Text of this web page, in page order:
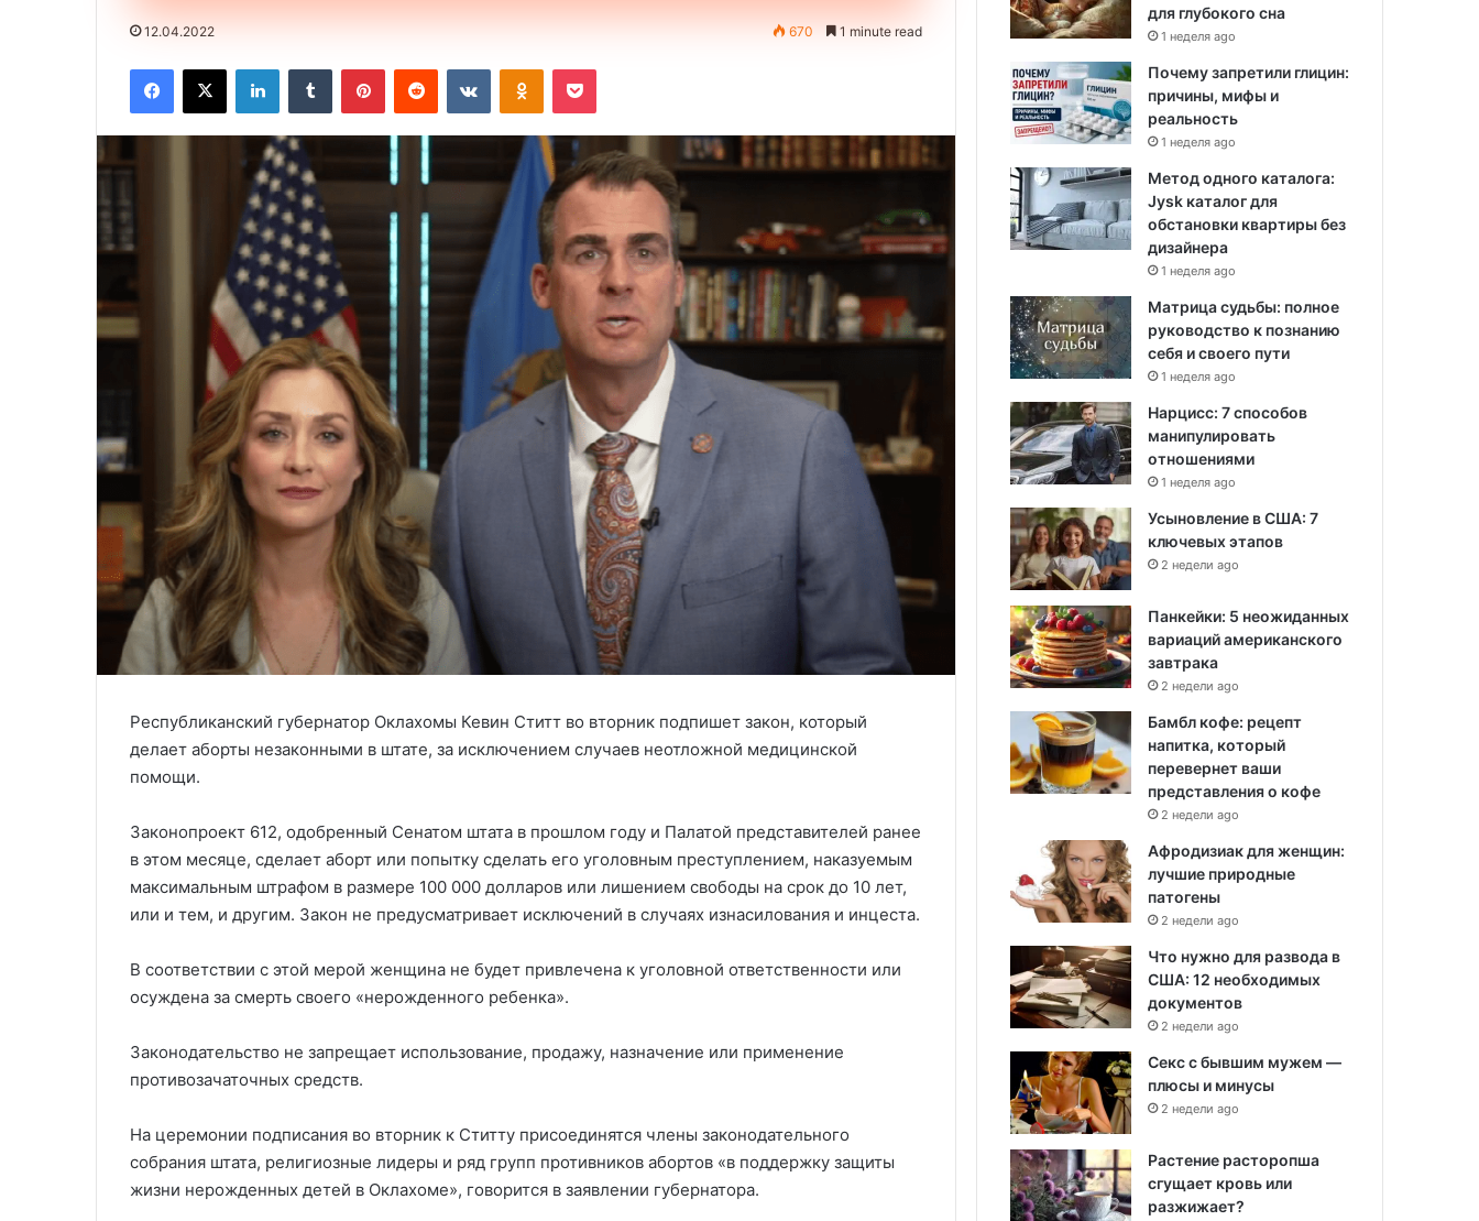
12.04.2022 670 1 minute read
Республиканский губернатор Оклахомы Кевин Ститт во вторник подпишет закон, который
делает аборты незаконными в штате, за исключением случаев неотложной медицинской
помощи.
Законопроект 612, одобренный Сенатом штата в прошлом году и Палатой представителей ранее
в этом месяце, сделает аборт или попытку сделать его уголовным преступлением, наказуемым
максимальным штрафом в размере 100 000 долларов или лишением свободы на срок до 10 лет,
или и тем, и другим. Закон не предусматривает исключений в случаях изнасилования и инцеста.
В соответствии с этой мерой женщина не будет привлечена к уголовной ответственности или
осуждена за смерть своего «нерожденного ребенка».
Законодательство не запрещает использование, продажу, назначение или применение
противозачаточных средств.
На церемонии подписания во вторник к Ститту присоединятся члены законодательного
собрания штата, религиозные лидеры и ряд групп противников абортов «в поддержку защиты
жизни нерожденных детей в Оклахоме», говорится в заявлении губернатора.
для глубокого сна
1 неделя ago
Почему запретили глицин:
причины, мифы и
реальность
1 неделя ago
Метод одного каталога:
Jysk каталог для
обстановки квартиры без
дизайнера
1 неделя ago
Матрица судьбы: полное
руководство к познанию
себя и своего пути
1 неделя ago
Нарцисс: 7 способов
манипулировать
отношениями
1 неделя ago
Усыновление в США: 7
ключевых этапов
2 недели ago
Панкейки: 5 неожиданных
вариаций американского
завтрака
2 недели ago
Бамбл кофе: рецепт
напитка, который
перевернет ваши
представления о кофе
2 недели ago
Афродизиак для женщин:
лучшие природные
патогены
2 недели ago
Что нужно для развода в
США: 12 необходимых
документов
2 недели ago
Секс с бывшим мужем —
плюсы и минусы
2 недели ago
Растение расторопша
сгущает кровь или
разжижает?